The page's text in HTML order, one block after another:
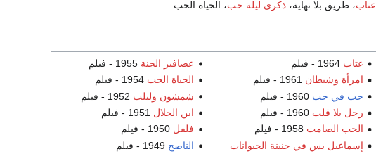
عتاب، طريق بلا نهاية، ذكرى ليلة حب، الحياة الحب.
عتاب 1964 - فيلم
امرأة وشيطان 1961 - فيلم
حب في حب 1960 - فيلم
رجل بلا قلب 1960 - فيلم
الحب الصامت
إسماعيل يس في جنينة الحيوانات
عصافير الجنة
الحياة الحب
شمشون ولبلب
ابن الحلال
فلفل
الناصح